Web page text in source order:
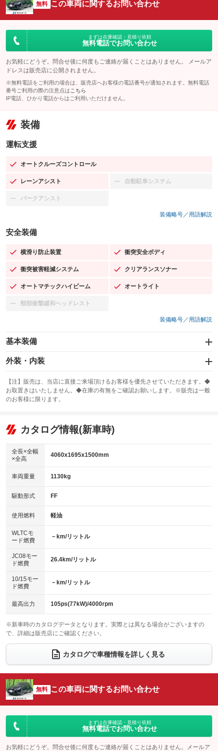
無料 この車両に関するお問い合わせ
まずは在庫確認・見積り依頼
無料電話でお問い合わせ
お気軽にどうぞ。問合せ後に何度もご連絡が届くことはありません。 メールア
ドレスは販売店に公開されません。
※無料電話をご利用の場合は、販売店へお客様の電話番号が通知されます。無料電話
番号ご利用の際の注意点は こちら
IP電話、ひかり電話からはご利用いただけません。
装備
運転支援
オートクルーズコントロール
：装備あり
レーンアシスト
：装備あり 自動駐車システム
：装備なし
パークアシスト
：装備なし
装備略号／用語解説
安全装備
横滑り防止装置
：装備あり 衝突安全ボディ
：装備あり
衝突被害軽減システム
：装備あり クリアランスソナー
：装備あり
オートマチックハイビーム
：装備あり オートライト
：装備あり
頸部衝撃緩和ヘッドレスト
：装備なし
装備略号／用語解説
基本装備
エアバッグ：運転席/助手席/サイド
：装備あり
：装備なし
サンルーフ
：装備なし ABS
リフトアップ
：装備なし
：装備なし
パワーウィンドウ
アイドリングストップ
：装備あり
USB入力端子
：装備なし
100V電源
：装備なし
センターデフロック
：装備なし
電動格納ミラー
：装備あり
外装・内装
カーナビ：SDナビ
：装備あり
TV：フルセグ
：装備あり
ビジュアル：-／DVD再生
：装備あり
：装備あり
革シート
キーレス
HID(キセノンライト)
：装備なし
バックカメラ
：装備あり
エアロ
：装備なし
：装備なし
パワーシート
ベンチシート
：装備なし
チップアップシート
：装備なし
：装備なし ：装備なし
ウォークスルー
：装備なし
電動リアゲート フロントカメラ
：装備なし
：装備なし ：装備なし
サイドカメラ
：装備なし ルーフレール
：装備なし
：装備なし
：装備なし
【注】販売は、当店に直接ご来場頂けるお客様を優先させていただきます。◆
お取置きはいたしません。◆在庫の有無をご確認お願いします。※販売は一般
のお客様に限ります。
カタログ情報(新車時)
全長×全幅
×全高
4060x1695x1500mm
車両重量 1130kg
駆動形式 FF
使用燃料 軽油
WLTCモ
ード燃費
－km/リットル
JC08モー
ド燃費
26.4km/リットル
10/15モー
ド燃費
－km/リットル
最高出力 105ps(77kW)/4000rpm
※新車時のカタログデータとなります。実際とは異なる場合がございますの
で、詳細は販売店にご確認ください。
カタログで車種情報を詳しく見る
無料 この車両に関するお問い合わせ
まずは在庫確認・見積り依頼
無料電話でお問い合わせ
お気軽にどうぞ。問合せ後に何度もご連絡が届くことはありません。メールア